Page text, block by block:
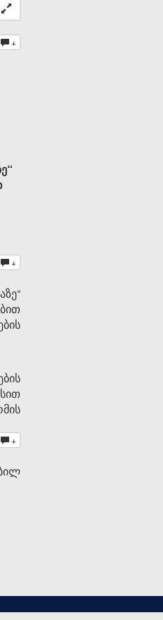
+
+
+